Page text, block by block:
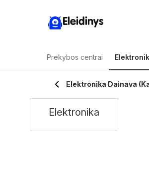
Eleidinys
Prekybos centrai
Elektronika Dainava
Elektronika